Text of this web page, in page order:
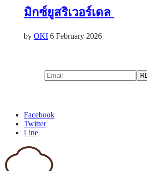
มิกซ์ยูสริเวอร์เดล
by OKI 6 February 2026
Facebook
Twitter
Line